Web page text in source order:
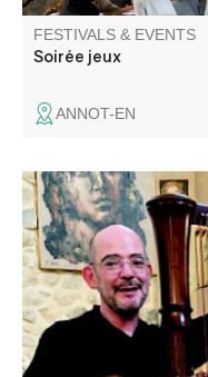
FESTIVALS & EVENTS
Soirée jeux
ANNOT-EN
Concert avec Magali
Nicolas Delclaud au
classiques et des